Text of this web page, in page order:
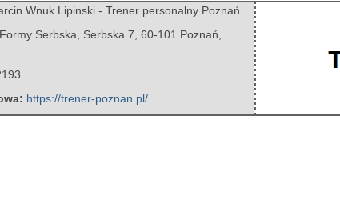
Wnuk Lipinski - Trener personalny Poznań
Serbska, Serbska 7 60-101 Poznań
https://trener-poznan.pl/